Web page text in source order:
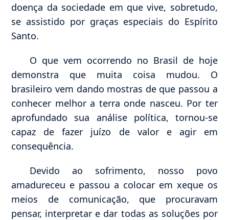
doença da sociedade em que vive, sobretudo,
se assistido por graças especiais do Espírito
Santo.
O que vem ocorrendo no Brasil de hoje
demonstra que muita coisa mudou. O
brasileiro vem dando mostras de que passou a
conhecer melhor a terra onde nasceu. Por ter
aprofundado sua análise política, tornou-se
capaz de fazer juízo de valor e agir em
consequência.
Devido ao sofrimento, nosso povo
amadureceu e passou a colocar em xeque os
meios de comunicação, que procuravam
pensar, interpretar e dar todas as soluções por